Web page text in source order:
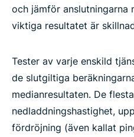
och jämför anslutningarna
viktiga resultatet är
Tester av varje enskild
de slutgiltiga
medianresultaten. De
nedladdningshastighet,
fördröjning (även kallat